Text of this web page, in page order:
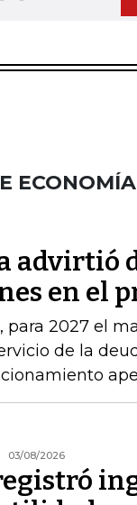
ECONOMÍA
advirtió
en el
para 2027 el
de la
03/08/2026